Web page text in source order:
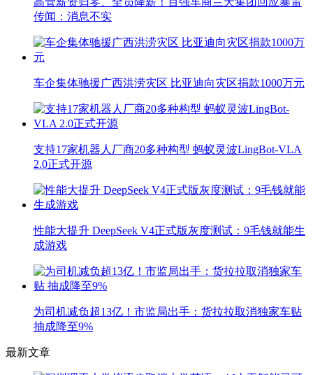
传闻：消息不实
车企集体驰援广西洪涝灾区 比亚迪向灾区捐款1000万元
支持17家机器人厂商20多种构型 蚂蚁灵波LingBot-VLA
2.0正式开源
性能大提升 DeepSeek V4正式版灰度测试：9毛钱就能生
成游戏
为司机减负超13亿！市监局出手：货拉拉取消独家车贴
抽成降至9%
最新文章